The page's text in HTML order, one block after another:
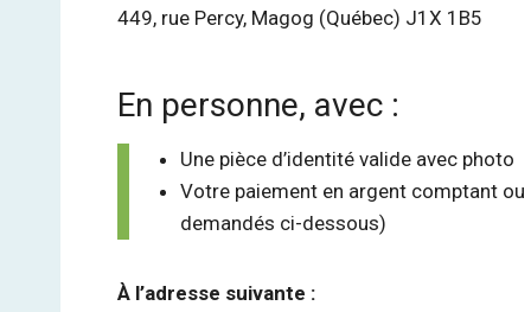
449, rue Percy, Magog (Québec) J1X 1B5
En personne, avec :
Une pièce d’identité valide avec photo
Votre paiement en argent comptant
demandés ci-dessous)
À l’adresse suivante :